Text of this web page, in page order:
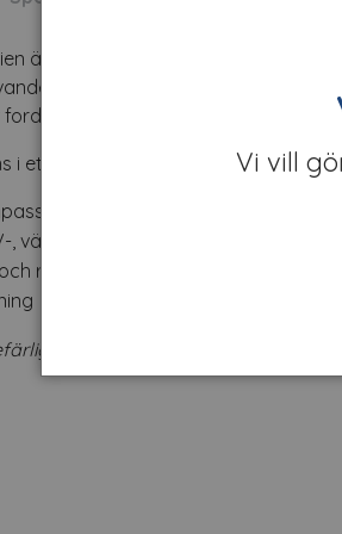
är en premium, gjuten PVC-folie
applikationer. Tack vare sin
skyltproduktion och
i ett brett urval av färger och
för både släta och komplexa
, väder- och kemikaliebeständighet
rensa
Vi vill